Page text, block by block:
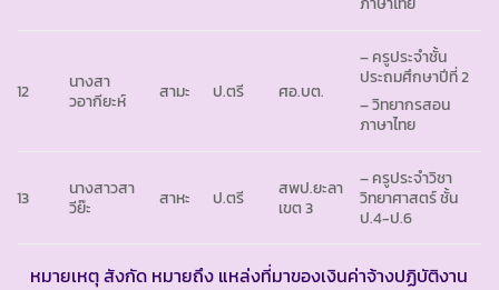
12
นางสา
วอากียะห์
สามะ ป.ตรี ศอ.บต.
– ครูประจำชั้น
ประถมศึกษาปีที่ 2
– วิทยากรสอน
ภาษาไทย
13
นางสาวสา
วีย๊ะ
สาหะ ป.ตรี
สพป.ยะลา
เขต 3
– ครูประจำวิชา
วิทยาศาสตร์ ชั้น
ป.4-ป.6
หมายเหตุ สังกัด หมายถึง แหล่งที่มาของเงินค่าจ้างปฏิบัติงาน